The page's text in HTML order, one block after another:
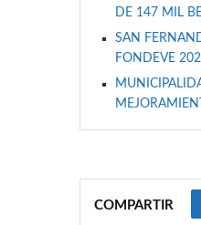
DE 147 MIL
SAN
FONDEVE
COMPARTIR